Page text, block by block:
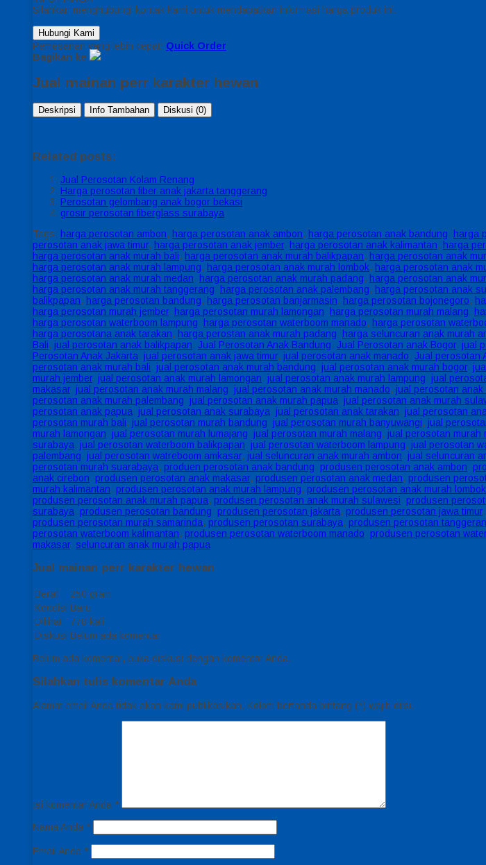
Silahkan menghubungi kontak kami untuk mendapatkan informasi harga produk ini.
Hubungi Kami
Pemesanan yang lebih cepat! Quick Order
Bagikan ke
Jual mainan perr karakter hewan
Deskripsi Info Tambahan Diskusi (0)
Related posts:
Jual Perosotan Kolam Renang
Harga perosotan fiber anak jakarta tanggerang
Perosotan gelombang anak bogor bekasi
grosir perosotan fiberglass surabaya
Tags: harga perosotan ambon, harga perosotan anak ambon, harga perosotan anak bandung, harga
perosotan anak jawa timur, harga perosotan anak jember, harga perosotan anak kalimantan, harga
harga perosotan anak murah bali, harga perosotan anak murah balikpapan, harga perosotan anak
harga perosotan anak murah lampung, harga perosotan anak murah lombok, harga perosotan anak
harga perosotan anak murah medan, harga perosotan anak murah padang, harga perosotan anak
harga perosotan anak murah tanggerang, harga perosotan anak palembang, harga perosotan anak
balikpapan, harga perosotan bandung, harga perosotan banjarmasin, harga perosotan bojonegoro,
harga perosotan murah jember, harga perosotan murah lamongan, harga perosotan murah malang,
harga perosotan waterboom lampung, harga perosotan waterboom manado, harga perosotan
harga perosotana anak tarakan, harga perostan anak murah padang, harga seluncuran anak murah
Bali, jual perosotan anak balikpapan, Jual Perosotan Anak Bandung, Jual Perosotan anak Bogor, jual
Perosotan Anak Jakarta, jual perosotan anak jawa timur, jual perosotan anak manado, Jual perosotan
perosotan anak murah bali, jual perosotan anak murah bandung, jual perosotan anak murah bogor,
murah jember, jual perosotan anak murah lamongan, jual perosotan anak murah lampung, jual
makasar, jual perosotan anak murah malang, jual perosotan anak murah manado, jual perosotan anak
perosotan anak murah palembang, jual perosotan anak murah papua, jual perosotan anak murah
perosotan anak papua, jual perosotan anak surabaya, jual perosotan anak tarakan, jual perosotan
perosotan murah bali, jual perosotan murah bandung, jual perosotan murah banyuwangi, jual
murah lamongan, jual perosotan murah lumajang, jual perosotan murah malang, jual perosotan murah
surabaya, jual perosotan waterboom balikpapan, jual perosotan waterboom lampung, jual perosotan
palembang, jual perosotan watreboom amkasar, jual seluncuran anak murah ambon, jual seluncuran
perosotan murah suarabaya, produen perosotan anak bandung, produsen perosotan anak ambon,
anak cirebon, produsen perosotan anak makasar, produsen perosotan anak medan, produsen
murah kalimantan, produsen perosotan anak murah lampung, produsen perosotan anak murah lombok
produsen perosotan anak murah papua, produsen perosotan anak murah sulawesi, produsen
surabaya, produsen perosotan bandung, produsen perosotan jakarta, produsen perosotan jawa timur,
produsen perosotan murah samarinda, produsen perosotan surabaya, produsen perosotan
perosotan waterboom kalimantan, produsen perosotan waterboom manado, produsen perosotan
makasar, seluncuran anak murah papua
Jual mainan perr karakter hewan
Berat
250 gram
Kondisi Baru
Dilihat
778 kali
Diskusi Belum ada komentar
Belum ada komentar, buka diskusi dengan komentar Anda.
Silahkan tulis komentar Anda
Alamat email Anda tidak akan kami publikasikan. Kolom bertanda bintang (*) wajib diisi.
Isi komentar Anda *
Nama Anda *
Email Anda *